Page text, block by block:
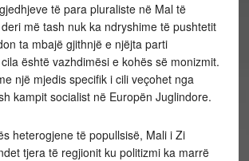
të para pluraliste në Mal të
më tash nuk ka ndryshime të pushtetit
ta mbajë gjithnjë e njëjta parti
është vazhdimësi e kohës së monizmit.
një mjedis specifik i cili veçohet nga
kampit socialist në Europën Juglindore.
heterogjene të popullsisë, Mali i Zi
tjera të regjionit ku politizmi ka marrë